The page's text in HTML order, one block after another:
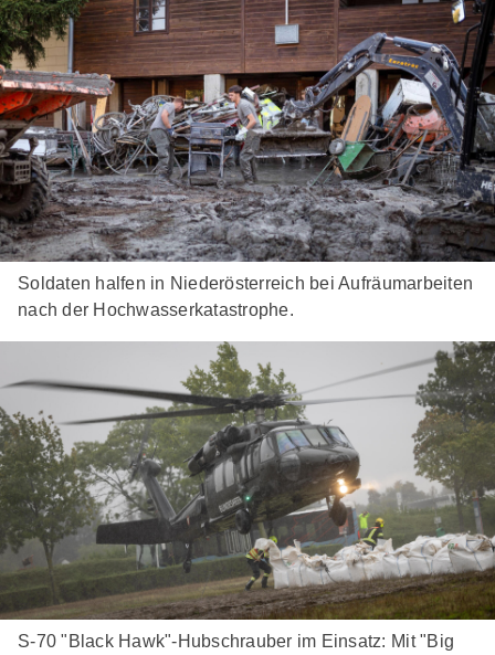
Soldaten halfen in Niederösterreich bei Aufräumarbeiten
nach der Hochwasserkatastrophe.
S-70 "Black Hawk"-Hubschrauber im Einsatz: Mit "Big